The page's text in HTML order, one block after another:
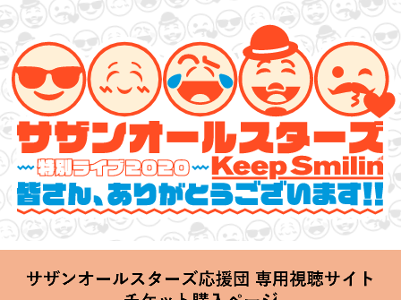
サザンオールスターズ 特別ライブ 2020
2020.06.25 Thu 20:00 Start at 横浜アリーナ